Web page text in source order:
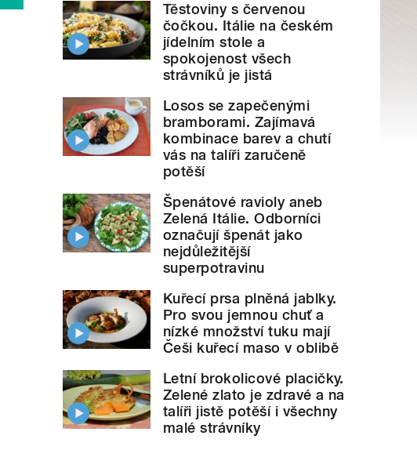
Těstoviny s červenou
čočkou. Itálie na českém
jídelním stole a
spokojenost všech
strávníků je jistá
Losos se zapečenými
bramborami. Zajímavá
kombinace barev a chutí
vás na talíři zaručeně
potěší
Špenátové ravioly aneb
Zelená Itálie. Odborníci
označují špenát jako
nejdůležitější
superpotravinu
Kuřecí prsa plněná jablky.
Pro svou jemnou chuť a
nízké množství tuku mají
Češi kuřecí maso v oblibě
Letní brokolicové placičky.
Zelené zlato je zdravé a na
talíři jistě potěší i všechny
malé strávníky